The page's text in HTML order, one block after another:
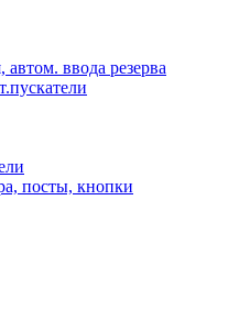
ввода резерва
посты, кнопки